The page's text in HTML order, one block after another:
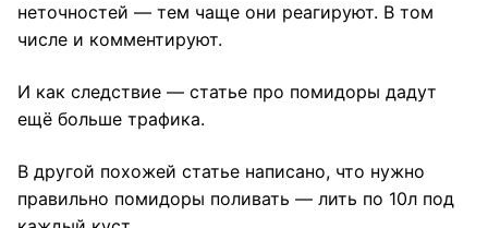
неточностей — тем чаще они реагируют. В том
числе и комментируют.
И как следствие — статье про помидоры дадут
ещё больше трафика.
В другой похожей статье написано, что нужно
правильно помидоры поливать — лить по 10л под